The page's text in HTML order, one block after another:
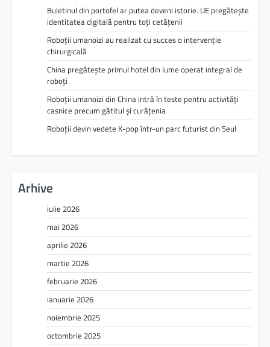
Buletinul din portofel ar putea deveni istorie. UE pregătește
identitatea digitală pentru toți cetățenii
Roboții umanoizi au realizat cu succes o intervenție
chirurgicală
China pregătește primul hotel din lume operat integral de
roboți
Roboții umanoizi din China intră în teste pentru activități
casnice precum gătitul și curățenia
Roboții devin vedete K-pop într-un parc futurist din Seul
Arhive
iulie 2026
mai 2026
aprilie 2026
martie 2026
februarie 2026
ianuarie 2026
noiembrie 2025
octombrie 2025